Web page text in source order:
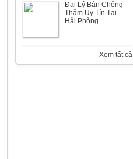
Màng chống thấm STOPER
Đại Lý Bán Chống
Thấm Uy Tín Tại
Hải Phòng
Xem tất cả